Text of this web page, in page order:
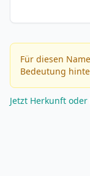
Für diesen
Bedeutung
Jetzt Herkunft